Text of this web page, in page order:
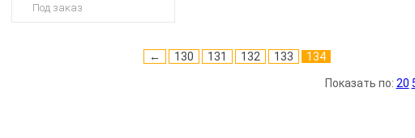
Под заказ
← 130 131 132 133 134
Показать по: 20